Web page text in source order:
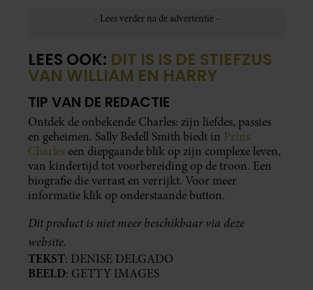
LEES OOK: DIT IS IS DE STIEFZUS
VAN WILLIAM EN HARRY
TIP VAN DE REDACTIE
Ontdek de onbekende Charles: zijn liefdes, passies
en geheimen. Sally Bedell Smith biedt in Prins
Charles een diepgaande blik op zijn complexe leven,
van kindertijd tot voorbereiding op de troon. Een
biografie die verrast en verrijkt. Voor meer
informatie klik op onderstaande button.
Dit product is niet meer beschikbaar via deze
website.
TEKST: DENISE DELGADO
BEELD: GETTY IMAGES